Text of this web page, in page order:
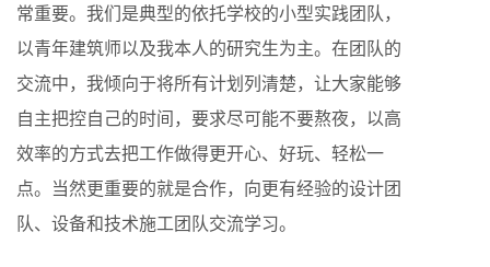
常重要。我们是典型的依托学校的小型实践团队，
以青年建筑师以及我本人的研究生为主。在团队的
交流中，我倾向于将所有计划列清楚，让大家能够
自主把控自己的时间，要求尽可能不要熬夜，以高
效率的方式去把工作做得更开心、好玩、轻松一
点。当然更重要的就是合作，向更有经验的设计团
队、设备和技术施工团队交流学习。